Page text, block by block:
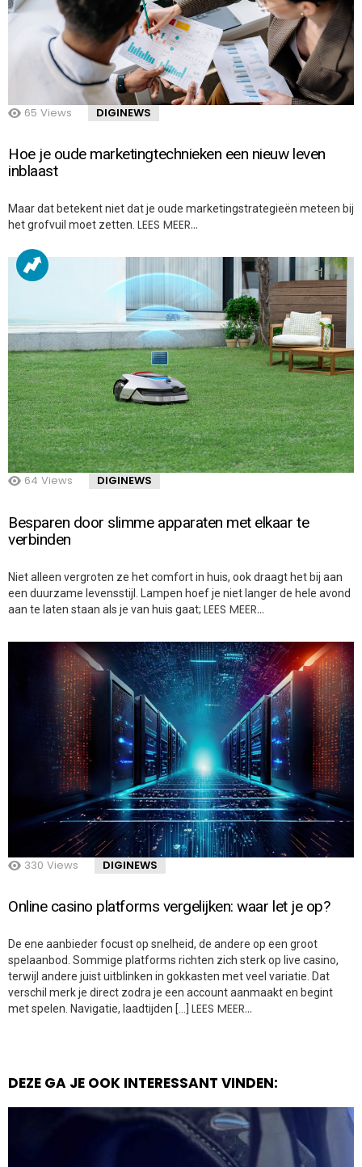
65 Views DIGINEWS
Hoe je oude marketingtechnieken een nieuw leven
inblaast
Maar dat betekent niet dat je oude marketingstrategieën meteen bij
het grofvuil moet zetten. LEES MEER…
64 Views DIGINEWS
Besparen door slimme apparaten met elkaar te
verbinden
Niet alleen vergroten ze het comfort in huis, ook draagt het bij aan
een duurzame levensstijl. Lampen hoef je niet langer de hele avond
aan te laten staan als je van huis gaat; LEES MEER…
330 Views DIGINEWS
Online casino platforms vergelijken: waar let je op?
De ene aanbieder focust op snelheid, de andere op een groot
spelaanbod. Sommige platforms richten zich sterk op live casino,
terwijl andere juist uitblinken in gokkasten met veel variatie. Dat
verschil merk je direct zodra je een account aanmaakt en begint
met spelen. Navigatie, laadtijden […] LEES MEER…
DEZE GA JE OOK INTERESSANT VINDEN: